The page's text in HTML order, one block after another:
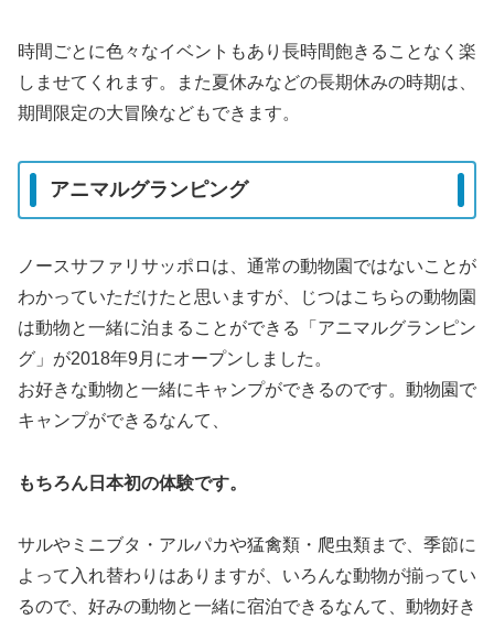
時間ごとに色々なイベントもあり長時間飽きることなく楽
しませてくれます。また夏休みなどの長期休みの時期は、
期間限定の大冒険などもできます。
アニマルグランピング
ノースサファリサッポロは、通常の動物園ではないことが
わかっていただけたと思いますが、じつはこちらの動物園
は動物と一緒に泊まることができる「アニマルグランピン
グ」が2018年9月にオープンしました。
お好きな動物と一緒にキャンプができるのです。動物園で
キャンプができるなんて、
もちろん日本初の体験です。
サルやミニブタ・アルパカや猛禽類・爬虫類まで、季節に
よって入れ替わりはありますが、いろんな動物が揃ってい
るので、好みの動物と一緒に宿泊できるなんて、動物好き